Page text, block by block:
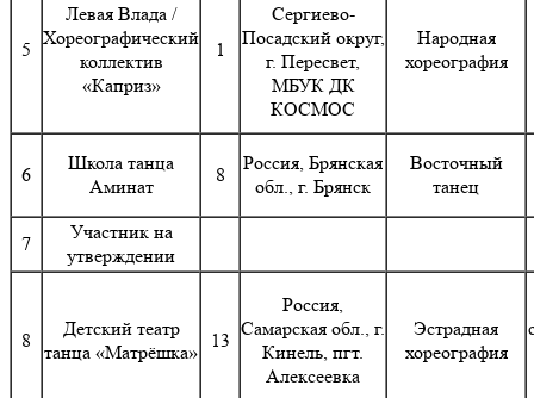
5
Левая Влада /
Хореографический
коллектив
«Каприз»
1
Сергиево-
Посадский округ,
г. Пересвет,
МБУК ДК
КОСМОС
Народная
хореография
6
Школа танца
Аминат
8
Россия, Брянская
обл., г. Брянск
Восточный
танец
7
Участник на
утверждении
8
Детский театр
танца «Матрёшка»
13
Россия,
Самарская обл., г.
Кинель, пгт.
Алексеевка
Эстрадная
хореография